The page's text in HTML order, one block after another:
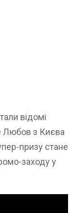
відомі
Любов з Києва
призу стане
заходу у